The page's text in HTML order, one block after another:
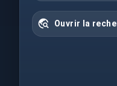
Ouvrir la